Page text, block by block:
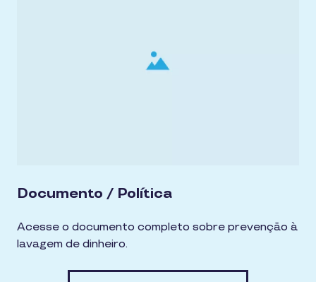
Documento / Política
Acesse o documento completo sobre prevenção à
lavagem de dinheiro.